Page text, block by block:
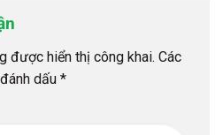
được hiển thị công khai. Các
dấu *